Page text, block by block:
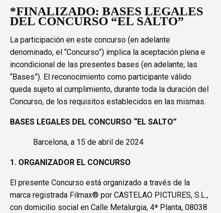
*FINALIZADO: BASES LEGALES
DEL CONCURSO “EL SALTO”
La participación en este concurso (en adelante
denominado, el “Concurso”) implica la aceptación plena e
incondicional de las presentes bases (en adelante, las
“Bases”). El reconocimiento como participante válido
queda sujeto al cumplimiento, durante toda la duración del
Concurso, de los requisitos establecidos en las mismas.
BASES LEGALES DEL CONCURSO “EL SALTO”
Barcelona, a 15 de abril de 2024
1. ORGANIZADOR EL CONCURSO
El presente Concurso está organizado a través de la
marca registrada Filmax® por CASTELAO PICTURES, S.L.,
con domicilio social en Calle Metalurgia, 4ª Planta, 08038